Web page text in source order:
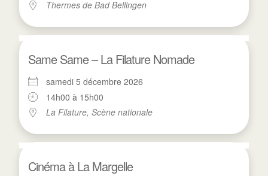
Thermes de Bad Bellingen
Same Same – La Filature Nomade
samedi 5 décembre 2026
14h00 à 15h00
La Filature, Scène nationale
Cinéma à La Margelle